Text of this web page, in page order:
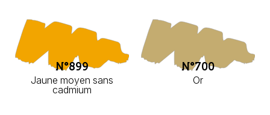
N°899
Jaune moyen sans
cadmium
N°700
Or